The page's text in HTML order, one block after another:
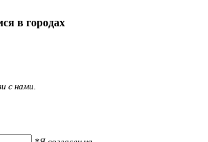
в городах
с нами.